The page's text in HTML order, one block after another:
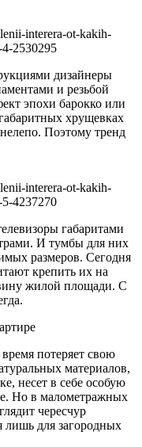
дизайнеры
и резьбой
эпохи барокко или
хрущевках
Поэтому тренд
габаритами
И тумбы для них
размеров. Сегодня
крепить их на
жилой площади. С
потеряет свою
материалов,
несет в себе особую
Но в малометражных
чересчур
лишь для загородных